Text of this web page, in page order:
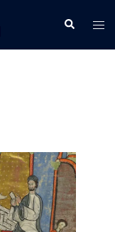
Buscar